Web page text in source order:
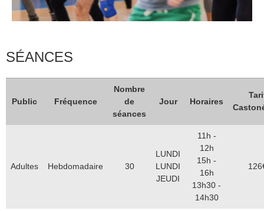
SÉANCES
Public Fréquence
Nombre
de
séances
Jour Horaires
Adultes Hebdomadaire 30
LUNDI
LUNDI
JEUDI
11h -
12h
15h -
16h
13h30 -
14h30